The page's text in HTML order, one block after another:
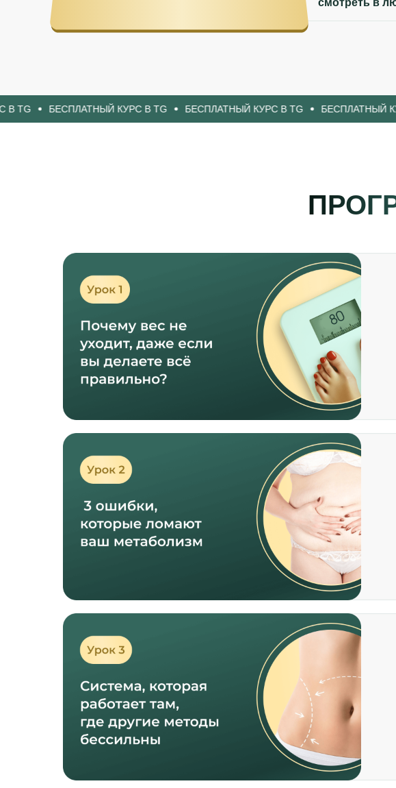
смотреть в
КУРС В TG БЕСПЛАТНЫЙ КУРС В TG БЕСПЛАТНЫЙ КУРС В TG